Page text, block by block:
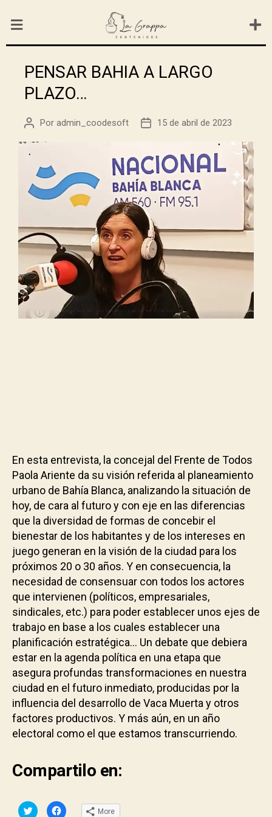
PENSAR BAHIA A LARGO
PLAZO…
Por admin_coodesoft 15 de abril de 2023
En esta entrevista, la concejal del Frente de Todos
Paola Ariente da su visión referida al planeamiento
urbano de Bahía Blanca, analizando la situación de
hoy, de cara al futuro y con eje en las diferencias
que la diversidad de formas de concebir el
bienestar de los habitantes y de los intereses en
juego generan en la visión de la ciudad para los
próximos 20 o 30 años. Y en consecuencia, la
necesidad de consensuar con todos los actores
que intervienen (políticos, empresariales,
sindicales, etc.) para poder establecer unos ejes de
trabajo en base a los cuales establecer una
planificación estratégica… Un debate que debiera
estar en la agenda política en una etapa que
asegura profundas transformaciones en nuestra
ciudad en el futuro inmediato, producidas por la
influencia del desarrollo de Vaca Muerta y otros
factores productivos. Y más aún, en un año
electoral como el que estamos transcurriendo.
Compartilo en:
C
C
More